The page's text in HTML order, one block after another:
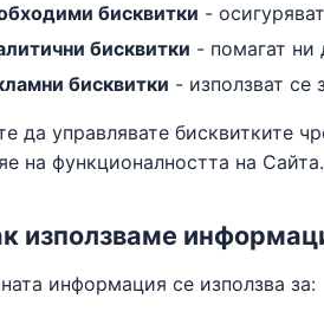
бисквитки -
бисквитки - помагат ни
бисквитки - използват се
да управлявате бисквитките
на функционалността на Сайта.
използваме
информация се използва за: